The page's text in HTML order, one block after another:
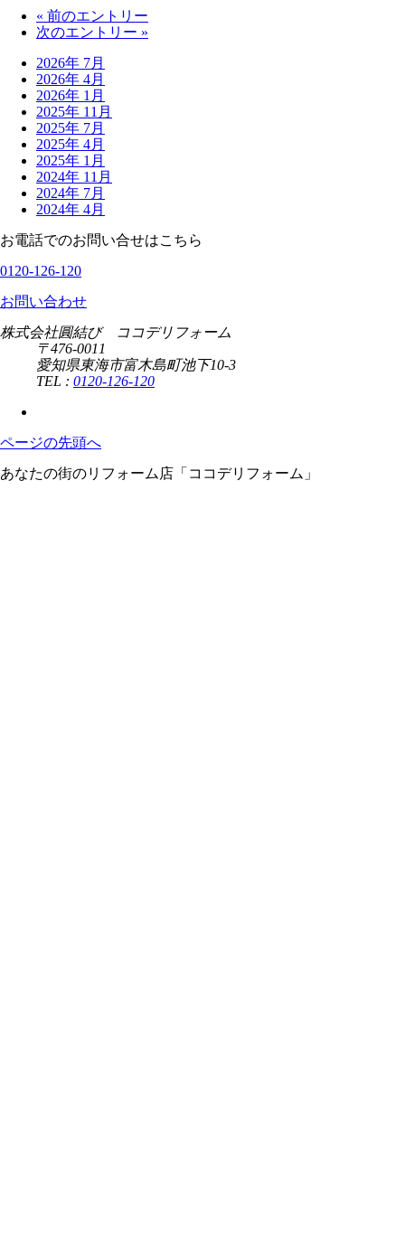
« 前のエントリー
次のエントリー »
2026年 7月
2026年 4月
2026年 1月
2025年 11月
2025年 7月
2025年 4月
2025年 1月
2024年 11月
2024年 7月
2024年 4月
お電話でのお問い合せはこちら
0120-126-120
お問い合わせ
株式会社圓結び ココデリフォーム
〒476-0011
愛知県東海市富木島町池下10-3
TEL : 0120-126-120
ページの先頭へ
あなたの街のリフォーム店「ココデリフォーム」